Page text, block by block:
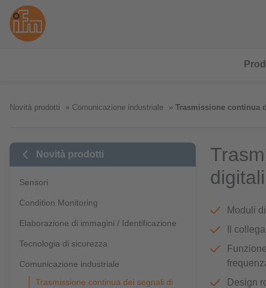
Novità prodotti Comunicazione industriale Trasmissione continua
Novità prodotti
Sensori
Condition Monitoring
Elaborazione di immagini / Identificazione
Tecnologia di sicurezza
Comunicazione industriale
Trasmissione continua dei segnali di
Moduli
Il
Design